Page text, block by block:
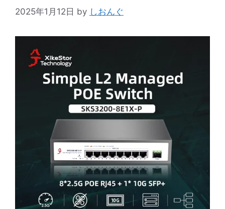
2025年1月12日 by しおんぐ